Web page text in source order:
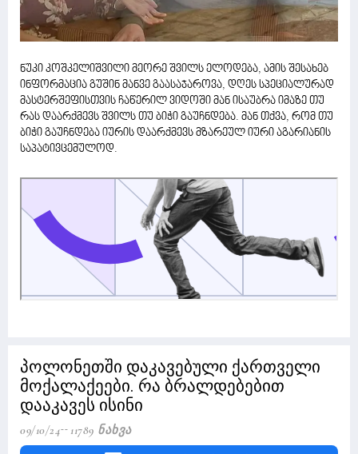
ნუკი კოშკელიშვილი მეორე შვილს ელოდება, ამის შესახებ
ინფორმაცია გუშინ მანვე გაასაჯაროვა, დღეს სპეციალურად
მასტერშეფისთვის ჩაწერილ ვიდოში მან ისაუბრა იმაზე თუ
რას დაარქმევს შვილს თუ ბიჭი გაუჩნდება. მან თქვა, რომ თუ
ბიჭი გაუჩნდება იურის დაარქმევს მზარეულ იური აგარიანის
საპატივცემულოდ.
პოლონეთში დაკავებული ქართველი
მოქალაქეები. რა ბრალდებებით
დააკავეს ისინი
09/10/24 11789 Ნახვა